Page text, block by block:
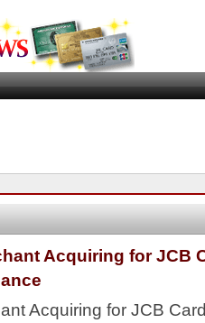
Acquiring for JCB
Acquiring for JCB